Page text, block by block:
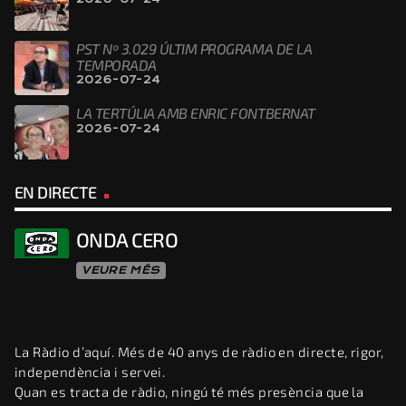
PST Nº 3.029 ÚLTIM PROGRAMA DE LA
TEMPORADA
2026-07-24
LA TERTÚLIA AMB ENRIC FONTBERNAT
2026-07-24
EN DIRECTE
ONDA CERO
VEURE MÉS
La Ràdio d’aquí. Més de 40 anys de ràdio en directe, rigor,
independència i servei.
Quan es tracta de ràdio, ningú té més presència que la